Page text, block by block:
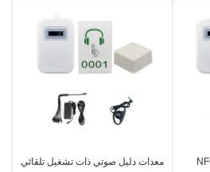
معدات دليل صوتي ذات تشغيل تلقائي